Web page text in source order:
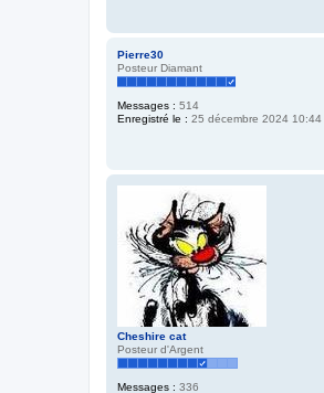
Pierre30
Posteur Diamant
Messages : 514
Enregistré le : 25 décembre 2024 10:44
Cheshire cat
Posteur d'Argent
Messages : 336